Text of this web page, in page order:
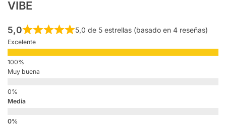
VIBE
5,0 5,0 de 5 estrellas (basado en 4 reseñas)
Excelente
Muy buena
Media